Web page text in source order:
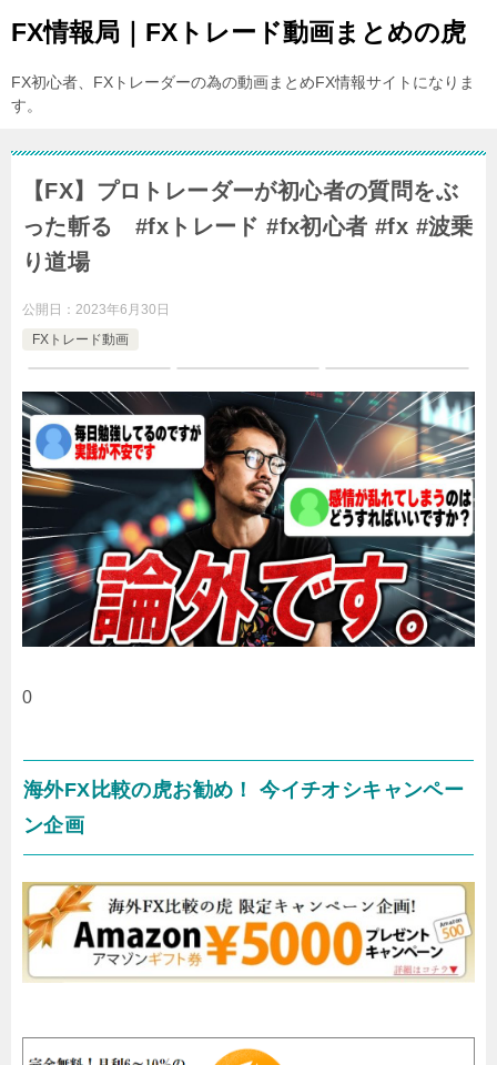
FX情報局｜FXトレード動画まとめの虎
FX初心者、FXトレーダーの為の動画まとめFX情報サイトになりま
す。
【FX】プロトレーダーが初心者の質問をぶ
った斬る #fxトレード #fx初心者 #fx #波乗
り道場
公開日： 2023年6月30日
FXトレード動画
0
海外FX比較の虎お勧め！ 今イチオシキャンペー
ン企画